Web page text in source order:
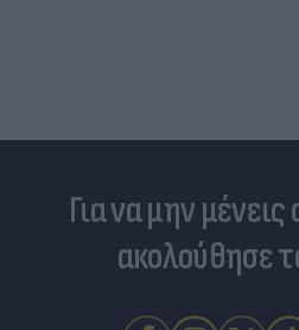
Για να μην
ακολούθησε